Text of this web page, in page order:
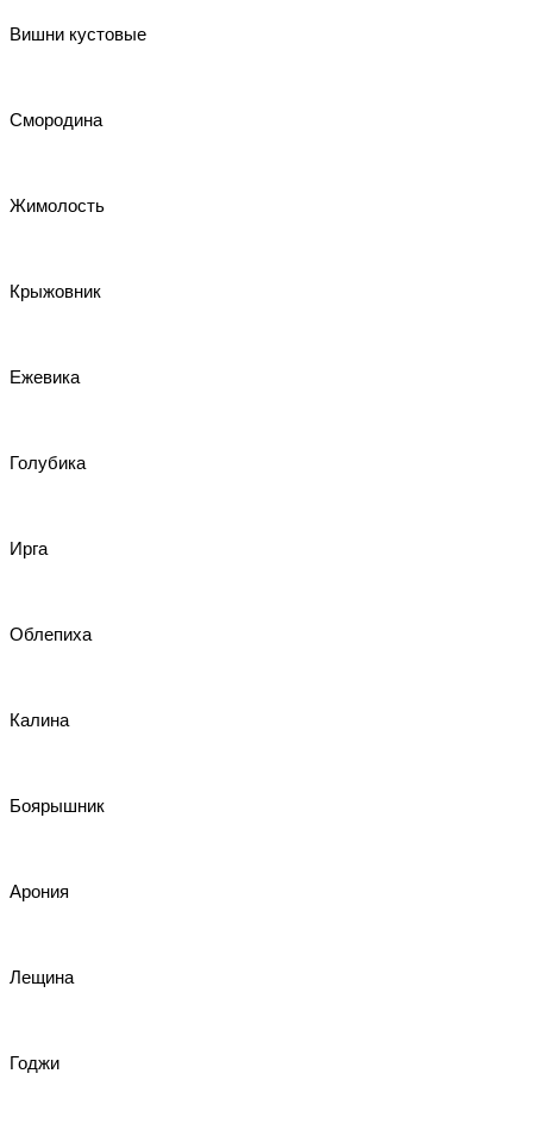
Вишни кустовые
Смородина
Жимолость
Крыжовник
Ежевика
Голубика
Ирга
Облепиха
Калина
Боярышник
Арония
Лещина
Годжи